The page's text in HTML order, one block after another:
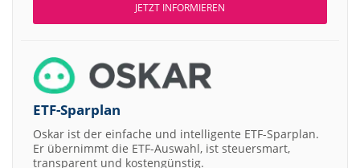
JETZT INFORMIEREN
ETF-Sparplan
Oskar ist der einfache und intelligente ETF-Sparplan.
Er übernimmt die ETF-Auswahl, ist steuersmart,
transparent und kostengünstig.